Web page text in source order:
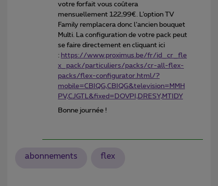
votre forfait vous coûtera
mensuellement 122,99€. L’option TV
Family remplacera donc l’ancien bouquet
Multi. La configuration de votre pack peut
se faire directement en cliquant ici
: https://www.proximus.be/fr/id_cr_fle
x_pack/particuliers/packs/cr-all-flex-
packs/flex-configurator.html/?
mobile=CBIQG,CBIQG&television=MMH
PV,CJGTL&fixed=DOVPI,DRESY,MTIDY
Bonne journée !
abonnements flex